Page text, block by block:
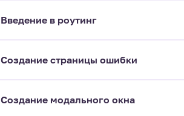
Введение в роутинг
Создание страницы ошибки
Создание модального окна